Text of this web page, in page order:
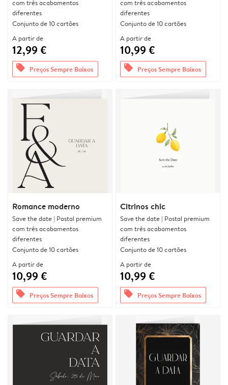
com três acabamentos
diferentes
Conjunto de 10 cartões
A partir de
12,99 €
offers Preços Sempre Baixos
com três acabamentos
diferentes
Conjunto de 10 cartões
A partir de
10,99 €
offers Preços Sempre Baixos
Romance moderno
Save the date | Postal premium
com três acabamentos
diferentes
Conjunto de 10 cartões
A partir de
10,99 €
offers Preços Sempre Baixos
Citrinos chic
Save the date | Postal premium
com três acabamentos
diferentes
Conjunto de 10 cartões
A partir de
10,99 €
offers Preços Sempre Baixos